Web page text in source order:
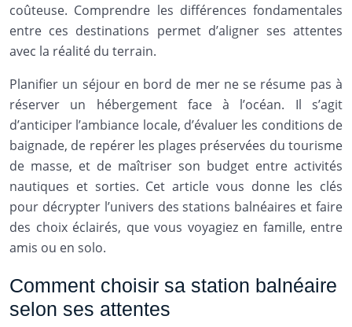
coûteuse. Comprendre les différences fondamentales
entre ces destinations permet d’aligner ses attentes
avec la réalité du terrain.
Planifier un séjour en bord de mer ne se résume pas à
réserver un hébergement face à l’océan. Il s’agit
d’anticiper l’ambiance locale, d’évaluer les conditions de
baignade, de repérer les plages préservées du tourisme
de masse, et de maîtriser son budget entre activités
nautiques et sorties. Cet article vous donne les clés
pour décrypter l’univers des stations balnéaires et faire
des choix éclairés, que vous voyagiez en famille, entre
amis ou en solo.
Comment choisir sa station balnéaire
selon ses attentes